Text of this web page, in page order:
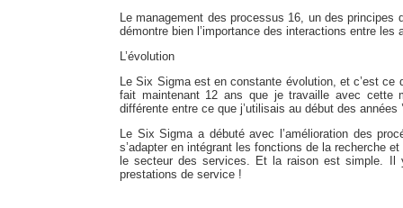
Le management des processus 16, un des principes
démontre bien l’importance des interactions entre les
L’évolution
Le Six Sigma est en constante évolution, et c’est ce
fait maintenant 12 ans que je travaille avec cette
différente entre ce que j’utilisais au début des
Le Six Sigma a débuté avec l’amélioration des
s’adapter en intégrant les fonctions de la recherche
le secteur des services. Et la raison est simple. Il
prestations de service !